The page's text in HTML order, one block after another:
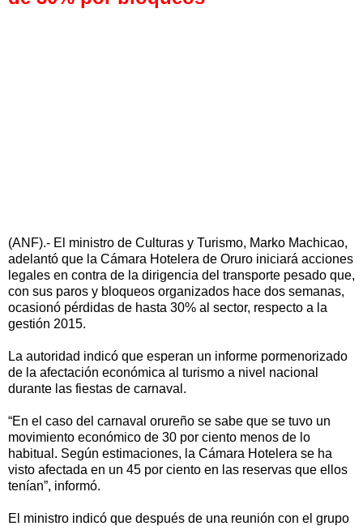
(ANF).- El ministro de Culturas y Turismo, Marko Machicao,
adelantó que la Cámara Hotelera de Oruro iniciará acciones
legales en contra de la dirigencia del transporte pesado que,
con sus paros y bloqueos organizados hace dos semanas,
ocasionó pérdidas de hasta 30% al sector, respecto a la
gestión 2015.
La autoridad indicó que esperan un informe pormenorizado
de la afectación económica al turismo a nivel nacional
durante las fiestas de carnaval.
“En el caso del carnaval orureño se sabe que se tuvo un
movimiento económico de 30 por ciento menos de lo
habitual. Según estimaciones, la Cámara Hotelera se ha
visto afectada en un 45 por ciento en las reservas que ellos
tenían”, informó.
El ministro indicó que después de una reunión con el grupo